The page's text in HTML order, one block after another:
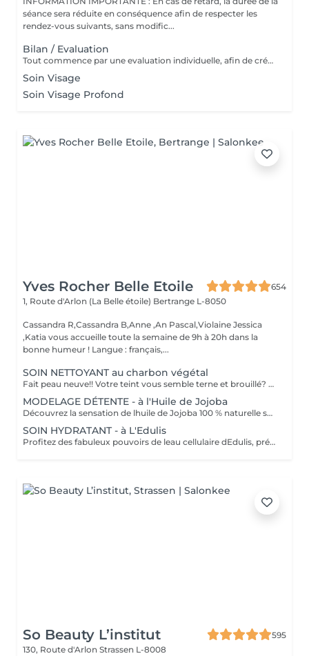
séance sera réduite en conséquence afin de respecter les
rendez-vous suivants, sans modific...
Bilan / Evaluation
Tout commence par une evaluation individuelle, afin de créer un accompagnement unique axé sur le confort, l'estimede soi et la qualité de vie.
Soin Visage
Soin Visage Profond
Yves Rocher Belle Etoile
654
1, Route d'Arlon (La Belle étoile) Bertrange L-8050
Cassandra R,Cassandra B,Anne ,An Pascal,Violaine Jessica
,Katia vous accueille toute la semaine de 9h à 20h dans la
bonne humeur ! Langue : français,...
SOIN NETTOYANT au charbon végétal
Fait peau neuve!! Votre teint vous semble terne et brouillé? vous ressentez le besoin de nettoyer votre peau ?.Ce soin nettoyant s'adresse à vous. Il permettra de traiter votre peau sans la décaper. Purifié et detoxifiie votre visage retrouve un teint unifié, frais et lumineux. Une vraie bouffée d'oxygène pour votre peau !! Idéal pour les peaux mixtes à Grasses
MODELAGE DÉTENTE - à l'Huile de Jojoba
Découvrez la sensation de lhuile de Jojoba 100 % naturelle sur votre peau. Nourrie, votre peau retrouve tout son confort. Libéré de ses tensions grâce aux mains habiles de notre esthéticienne, votre visage est détendu. Bénéfices : Nourrie, votre peau retrouve tout son confort.
SOIN HYDRATANT - à L'Edulis
Profitez des fabuleux pouvoirs de leau cellulaire dEdulis, précieuse source dhydratation continue. Après la brumisation du Sérum concentré en eau cellulaire, le Masque Crème ressourçant se transforme en une texture soyeuse qui fond sur votre peau sous le délicat modelage de notre esthéticienne. Bénéfices : Gorgée deau, votre peau retrouve douceur, souplesse et éclat. Retrouvez le confort dune peau hydratée en continu.
So Beauty L’institut
595
130, Route d'Arlon Strassen L-8008